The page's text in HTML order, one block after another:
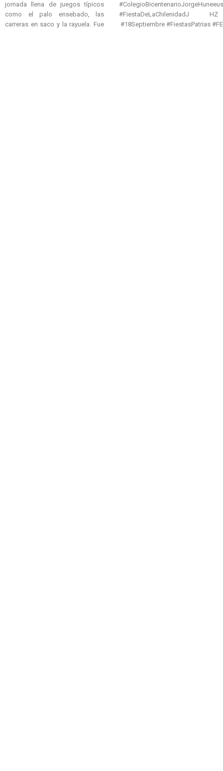
jornada llena de juegos típicos
como el palo ensebado, las
carreras en saco y la rayuela. Fue
#ColegioBicentenarioJorgeHuneeusZegers #ColegioBicentenarioJHZ
#FiestaDeLaChilenidadJ HZ
#18Septiembre #FiestasPatrias